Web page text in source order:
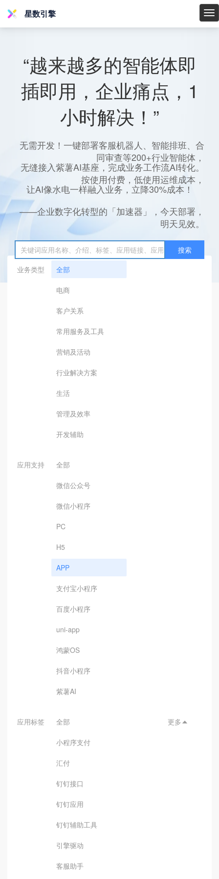
星
星数引擎
“越来越多的智能体即
插即用，企业痛点，1
小时解决！”
无需开发！一键部署客服机器人、智能排班、合
同审查等200+行业智能体，
无缝接入紫薯AI基座，完成业务工作流AI转化。
按使用付费，低使用运维成本，
让AI像水电一样融入业务，立降30%成本！
——企业数字化转型的「加速器」，今天部署，
明天见效。
搜索
业务类型
全部
电商
客户关系
常用服务及工具
营销及活动
行业解决方案
生活
管理及效率
开发辅助
应用支持 全部
微信公众号
微信小程序
PC
H5
APP
支付宝小程序
百度小程序
uni-app
鸿蒙OS
抖音小程序
紫薯AI
应用标签 全部
小程序支付
汇付
钉钉接口
钉钉应用
钉钉辅助工具
引擎驱动
客服助手
更多 